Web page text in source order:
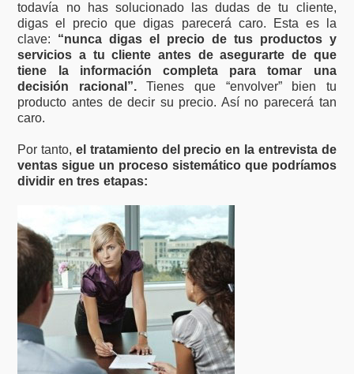
todavía no has solucionado las dudas de tu cliente,
digas el precio que digas parecerá caro. Esta es la
clave: “nunca digas el precio de tus productos y
servicios a tu cliente antes de asegurarte de que
tiene la información completa para tomar una
decisión racional”.Tienes que “envolver” bien tu
producto antes de decir su precio. Así no parecerá tan
caro.
Por tanto,el tratamiento del precio en la entrevista de
ventas sigue un proceso sistemático que podríamos
dividir en tres etapas: